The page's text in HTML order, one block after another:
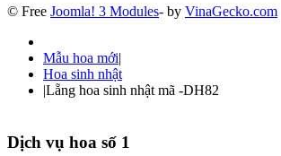
© Free Joomla! 3 Modules- by VinaGecko.com
Mẫu hoa mới|
Hoa sinh nhật
|Lẵng hoa sinh nhật mã -DH82
Dịch vụ hoa số 1